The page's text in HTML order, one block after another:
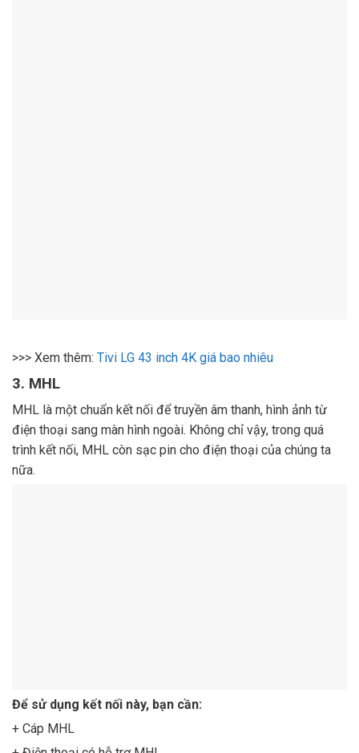
>>> Xem thêm: Tivi LG 43 inch 4K giá bao nhiêu
3. MHL
MHL là một chuẩn kết nối để truyền âm thanh, hình ảnh từ
điện thoại sang màn hình ngoài. Không chỉ vậy, trong quá
trình kết nối, MHL còn sạc pin cho điện thoại của chúng ta
nữa.
Để sử dụng kết nối này, bạn cần:
+ Cáp MHL